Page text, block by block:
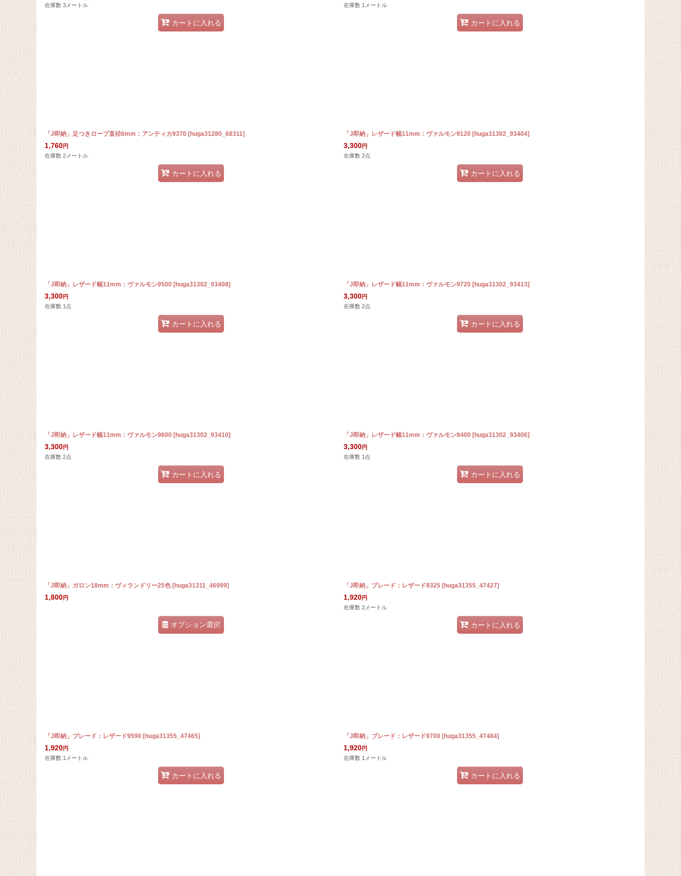
在庫数 3メートル
カートに入れる
在庫数 1メートル
カートに入れる
「J即納」足つきロープ直径6mm：アンティカ9370 [huga31280_68311]
1,760円
在庫数 2メートル
カートに入れる
「J即納」レザード幅11mm：ヴァルモン9120 [huga31302_93404]
3,300円
在庫数 2点
カートに入れる
「J即納」レザード幅11mm：ヴァルモン9500 [huga31302_93408]
3,300円
在庫数 1点
カートに入れる
「J即納」レザード幅11mm：ヴァルモン9720 [huga31302_93413]
3,300円
在庫数 2点
カートに入れる
「J即納」レザード幅11mm：ヴァルモン9600 [huga31302_93410]
3,300円
在庫数 2点
カートに入れる
「J即納」レザード幅11mm：ヴァルモン9400 [huga31302_93406]
3,300円
在庫数 1点
カートに入れる
「J即納」ガロン18mm：ヴィランドリー25色 [huga31311_46999]
1,800円
オプション選択
「J即納」ブレード：レザード9325 [huga31355_47427]
1,920円
在庫数 2メートル
カートに入れる
「J即納」ブレード：レザード9590 [huga31355_47465]
1,920円
在庫数 1メートル
カートに入れる
「J即納」ブレード：レザード9700 [huga31355_47484]
1,920円
在庫数 1メートル
カートに入れる